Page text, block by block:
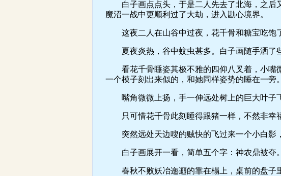
白子画点点头，于是二人先去了北海，之后又
魔沼一战中更顺利过了大劫，进入勘心境界。
这夜二人在山谷中过夜，花千骨和糖宝吃饱
夏夜炎热，谷中蚊虫甚多。白子画随手洒了些
看花千骨睡姿其极不雅的四仰八叉着，小嘴
一个模子刻出来似的，和她同样姿势的睡在一旁。
嘴角微微上扬，手一伸远处树上的巨大叶子飞
只可惜花千骨此刻睡得跟猪一样，不然非幸福
突然远处天边嗖的贼快的飞过来一个小白影，
白子画展开一看，简单五个字：神农鼎被夺。
春秋不败妖冶迤逦的靠在榻上，桌前的盘子里